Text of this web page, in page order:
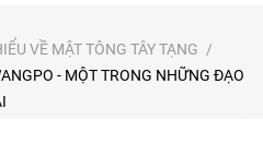
VỀ MẬT TÔNG TÂY TẠNG /
- MỘT TRONG NHỮNG ĐẠO